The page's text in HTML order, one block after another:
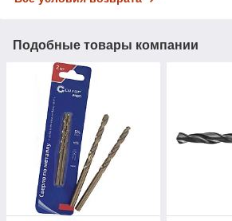
Подобные товары компании